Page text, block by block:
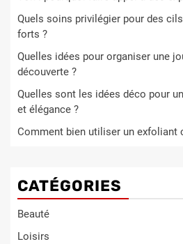
Quels soins privilégier pour des
forts ?
Quelles idées pour organiser une
découverte ?
Quelles sont les idées déco pour
et élégance ?
Comment bien utiliser un exfoliant
CATÉGORIES
Beauté
Loisirs